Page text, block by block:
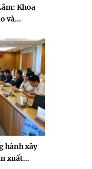
Khoa
và...
hành xây
xuất...